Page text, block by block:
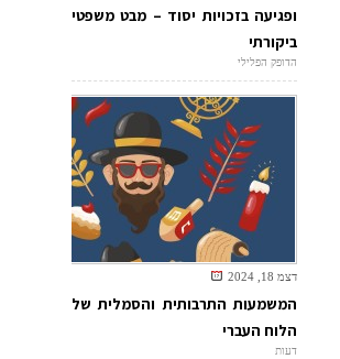
ופגיעה בזכויות יסוד – מבט משפטי
ביקורתי
הדופק הפלילי
דצמ 18, 2024
המשמעות התרבותית והסמלית של
הלוח העברי
דעות